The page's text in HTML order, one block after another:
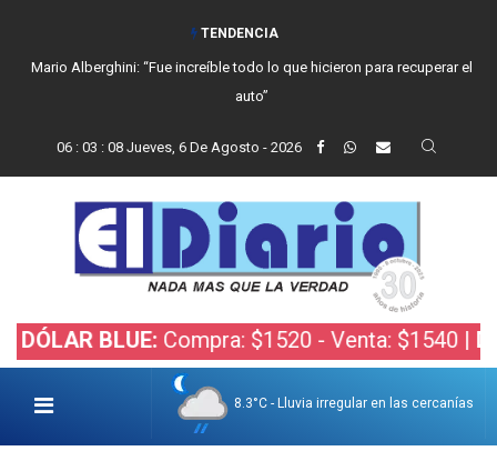
TENDENCIA
Mario Alberghini: “Fue increíble todo lo que hicieron para recuperar el
auto”
06: 03 : 09 Jueves, 6 De Agosto - 2026
BLUE: Compra: $1520 - Venta: $1540 |DÓLAR
8.3°C - Lluvia irregular en las cercanías